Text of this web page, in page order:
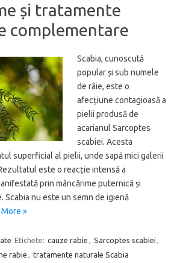
și tratamente
complementare
Scabia, cunoscută
popular și sub numele
de râie, este o
afecțiune contagioasă a
pielii produsă de
acarianul Sarcoptes
scabiei. Acesta
superficial al pielii, unde sapă mici galerii
este o reacție intensă a
prin mâncărime puternică și
Scabia nu este un semn de igienă
More »
Etichete: cauze rabie , Sarcoptes scabiei ,
rabie , tratamente naturale Scabia